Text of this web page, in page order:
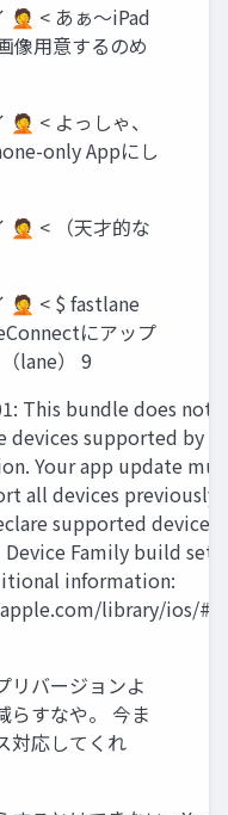
🤦 < あぁ〜iPad
像用意するのめ
< よっしゃ、
only Appにし
🤦 < （天才的な
🤦 < $ fastlane
にアップ
lane） 9
This bundle does not
devices supported by
Your app update
all devices previously
supported devices
Family build
information:
library/ios/
リバージョンよ
らすなや。 今ま
対応してくれ